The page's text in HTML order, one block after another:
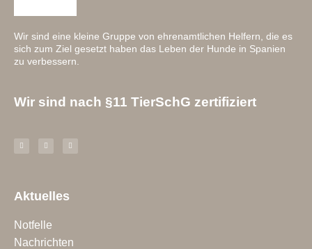
Wir sind eine kleine Gruppe von ehrenamtlichen Helfern, die es
sich zum Ziel gesetzt haben das Leben der Hunde in Spanien
zu verbessern.
Wir sind nach §11 TierSchG zertifiziert
Aktuelles
Notfelle
Nachrichten